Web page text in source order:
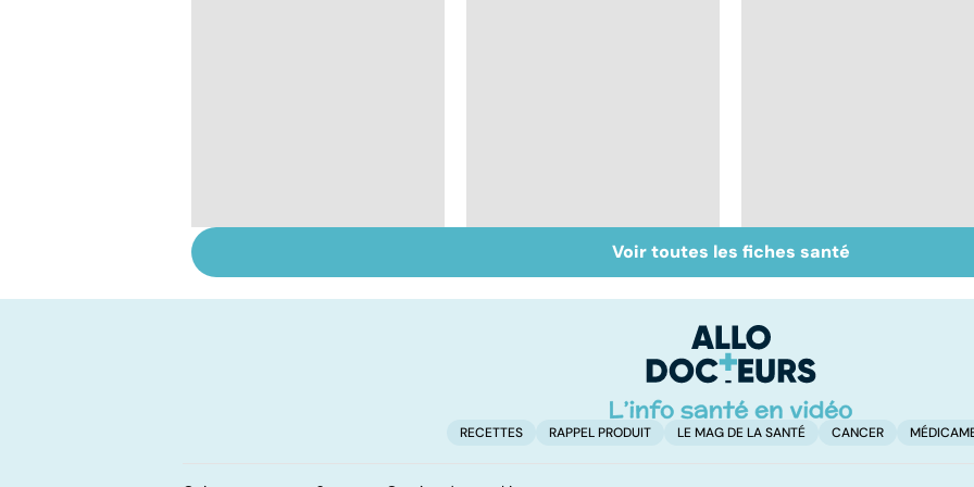
occidental : ce qu’il
Toxoplasmose : pour
une grossesse en
Tout savoir sur les
infections
Voir toutes les fiches santé
RECETTES RAPPEL PRODUIT LE MAG DE LA SANTÉ CANCER